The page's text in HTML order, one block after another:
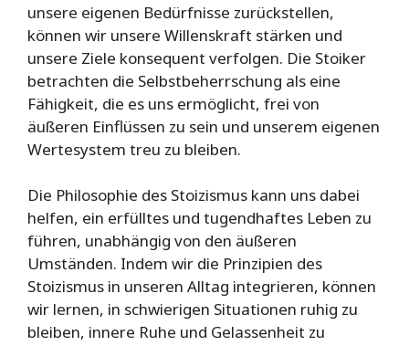
unsere eigenen Bedürfnisse zurückstellen,
können wir unsere Willenskraft stärken und
unsere Ziele konsequent verfolgen. Die Stoiker
betrachten die Selbstbeherrschung als eine
Fähigkeit, die es uns ermöglicht, frei von
äußeren Einflüssen zu sein und unserem eigenen
Wertesystem treu zu bleiben.
Die Philosophie des Stoizismus kann uns dabei
helfen, ein erfülltes und tugendhaftes Leben zu
führen, unabhängig von den äußeren
Umständen. Indem wir die Prinzipien des
Stoizismus in unseren Alltag integrieren, können
wir lernen, in schwierigen Situationen ruhig zu
bleiben, innere Ruhe und Gelassenheit zu